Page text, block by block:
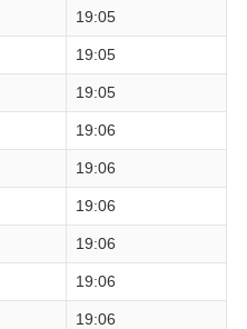
19:05
19:05
19:05
19:06
19:06
19:06
19:06
19:06
19:06